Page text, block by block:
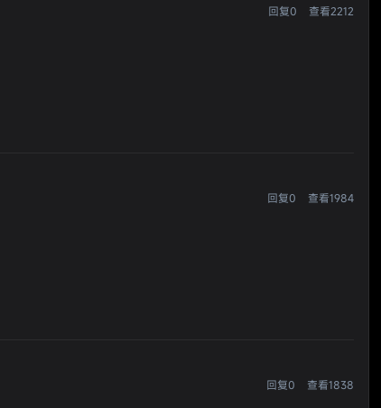
回复0 查看2212
回复0 查看1984
回复0 查看1838